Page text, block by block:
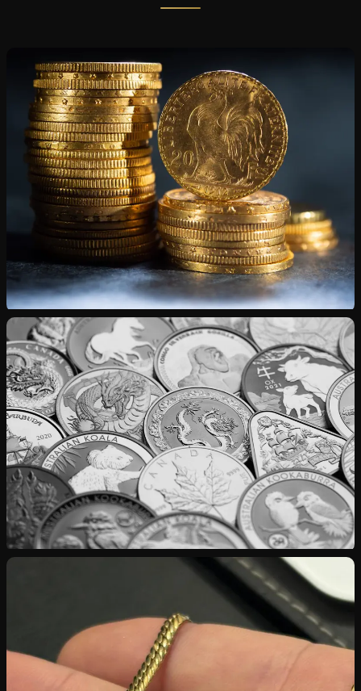
Rachat d’Or
Bijoux, pièces, lingots — cours international appliqué
Investissement, couverts, pièces rares en 925‰